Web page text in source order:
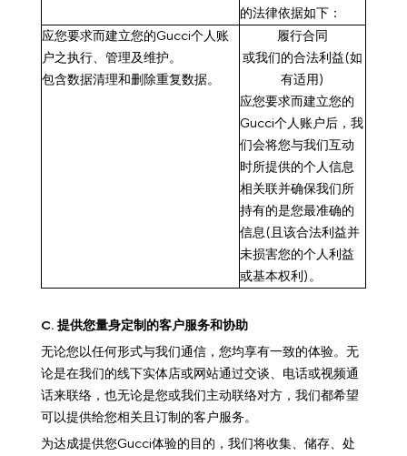
的法律依据如下：
应您要求而建立您的Gucci个人账
户之执行、管理及维护。
包含数据清理和删除重复数据。
履行合同
或我们的合法利益(如
有适用)
应您要求而建立您的
Gucci个人账户后，我
们会将您与我们互动
时所提供的个人信息
相关联并确保我们所
持有的是您最准确的
信息(且该合法利益并
未损害您的个人利益
或基本权利)。
C. 提供您量身定制的客户服务和协助
无论您以任何形式与我们通信，您均享有一致的体验。无
论是在我们的线下实体店或网站通过交谈、电话或视频通
话来联络，也无论是您或我们主动联络对方，我们都希望
可以提供给您相关且订制的客户服务。
为达成提供您Gucci体验的目的，我们将收集、储存、处